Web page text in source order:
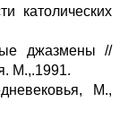
католических
джазмены //
М.,.1991.
М.,